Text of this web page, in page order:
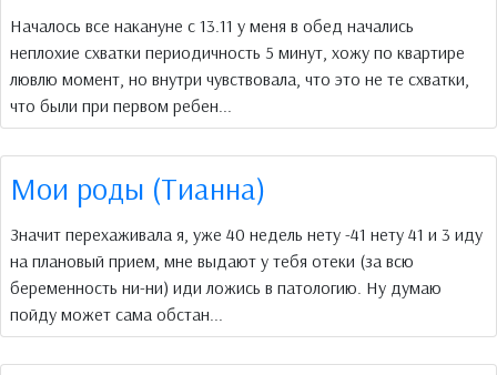
Началось все накануне с 13.11 у меня в обед начались
неплохие схватки периодичность 5 минут, хожу по квартире
лювлю момент, но внутри чувствовала, что это не те схватки,
что были при первом ребен...
Мои роды (Тианна)
Значит перехаживала я, уже 40 недель нету -41 нету 41 и 3 иду
на плановый прием, мне выдают у тебя отеки (за всю
беременность ни-ни) иди ложись в патологию. Ну думаю
пойду может сама обстан...